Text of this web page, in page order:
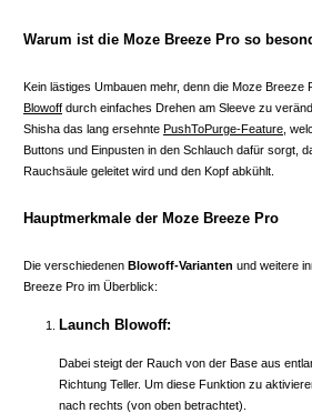
Warum ist die Moze Breeze Pro so
Kein lästiges Umbauen mehr, denn die Moze Breeze
Blowoff durch einfaches Drehen am Sleeve zu
Shisha das lang ersehnte PushToPurge-Feature ,
Buttons und Einpusten in den Schlauch dafür sorgt,
Rauchsäule geleitet wird und den Kopf abkühlt.
Hauptmerkmale der Moze Breeze Pro
Die verschiedenen Blowoff-Varianten und weitere
Breeze Pro im Überblick:
Launch Blowoff:
Dabei steigt der Rauch von der Base aus
Richtung Teller. Um diese Funktion zu
nach rechts (von oben betrachtet).